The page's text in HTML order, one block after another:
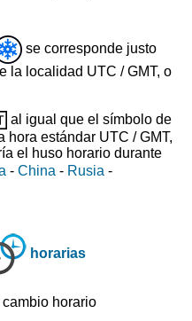
se corresponde justo
la localidad UTC / GMT, o
al igual que el símbolo de
hora estándar UTC / GMT,
el huso horario durante
- China - Rusia -
horarias
horario